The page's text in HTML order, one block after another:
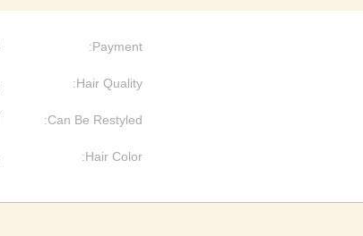
Payment:
Hair Quality:
Can Be Restyled:
Hair Color: